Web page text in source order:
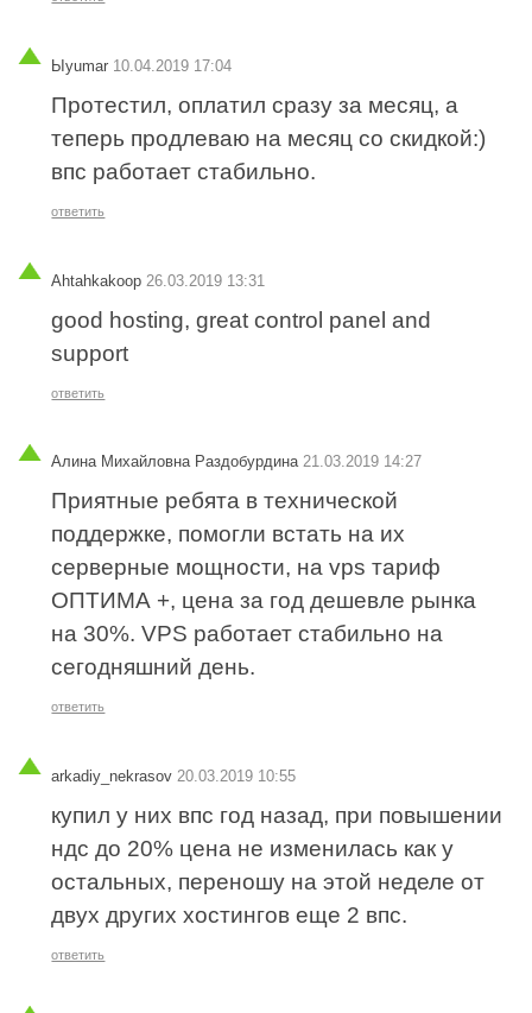
Ыуumar 10.04.2019 17:04
Протестил, оплатил сразу за месяц, а
теперь продлеваю на месяц со скидкой:)
впс работает стабильно.
ответить
Ahtahkakoop 26.03.2019 13:31
good hosting, great control panel and
support
ответить
Алина Михайловна Раздобурдина 21.03.2019 14:27
Приятные ребята в технической
поддержке, помогли встать на их
серверные мощности, на vps тариф
ОПТИМА +, цена за год дешевле рынка
на 30%. VPS работает стабильно на
сегодняшний день.
ответить
arkadiy_nekrasov 20.03.2019 10:55
купил у них впс год назад, при повышении
ндс до 20% цена не изменилась как у
остальных, переношу на этой неделе от
двух других хостингов еще 2 впс.
ответить